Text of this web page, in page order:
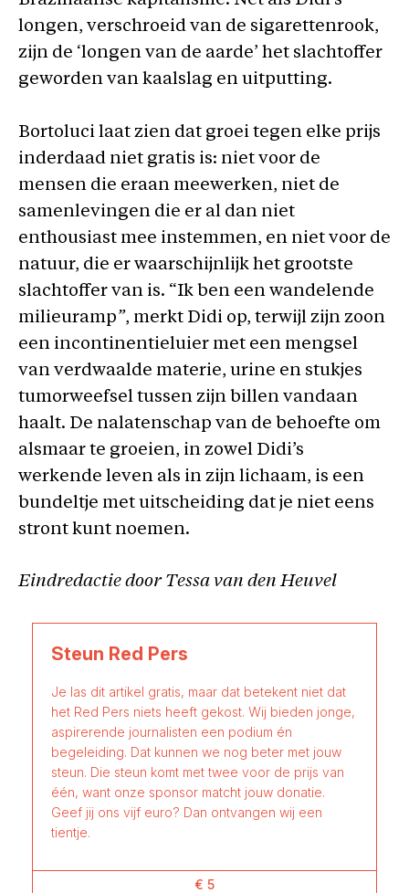
longen, verschroeid van de sigarettenrook,
zijn de ‘longen van de aarde’ het slachtoffer
geworden van kaalslag en uitputting.
Bortoluci laat zien dat groei tegen elke prijs
inderdaad niet gratis is: niet voor de
mensen die eraan meewerken, niet de
samenlevingen die er al dan niet
enthousiast mee instemmen, en niet voor de
natuur, die er waarschijnlijk het grootste
slachtoffer van is. “Ik ben een wandelende
milieuramp”, merkt Didi op, terwijl zijn zoon
een incontinentieluier met een mengsel
van verdwaalde materie, urine en stukjes
tumorweefsel tussen zijn billen vandaan
haalt. De nalatenschap van de behoefte om
alsmaar te groeien, in zowel Didi’s
werkende leven als in zijn lichaam, is een
bundeltje met uitscheiding dat je niet eens
stront kunt noemen.
Eindredactie door Tessa van den Heuvel
Steun Red Pers
Je las dit artikel gratis, maar dat betekent niet dat
het Red Pers niets heeft gekost. Wij bieden jonge,
aspirerende journalisten een podium én
begeleiding. Dat kunnen we nog beter met jouw
steun. Die steun komt met twee voor de prijs van
één, want onze sponsor matcht jouw donatie.
Geef jij ons vijf euro? Dan ontvangen wij een
tientje.
€ 5